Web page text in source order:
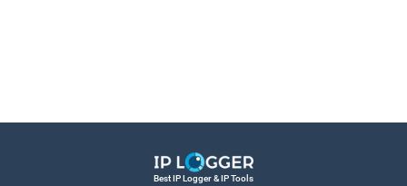
Best IP Logger & IP Tools